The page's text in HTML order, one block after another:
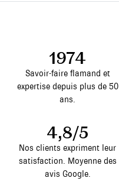
1974
Savoir-faire flamand et
expertise depuis plus de 50
ans.
4,8/5
Nos clients expriment leur
satisfaction. Moyenne des
avis Google.